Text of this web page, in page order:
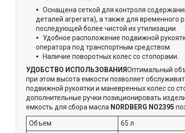
Оснащена сеткой для контроля
деталей агрегата), а также для
последующей более чистой их утилизации.
Удобное расположение подвижной
оператора под транспортным средством.
Наличие поворотных колес со стопорами.
УДОБСТВО ИСПОЛЬЗОВАНИЯОптимальный
при этом высота емкости позволяет
подвижной рукоятки и маневренных колес со
дополнительные ручки позиционировать
емкость для сбора масла NORDBERG NO2395
Объем 65 л